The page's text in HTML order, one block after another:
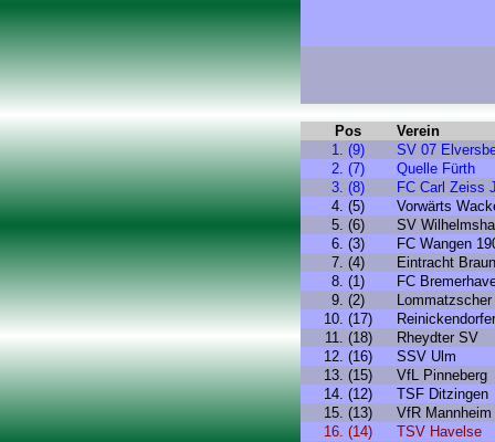
Pos
Verein
1. (9)
SV 07
2. (7)
Quelle Fürth
3. (8)
FC Carl Zeiss
4. (5)
Vorwärts
5. (6)
SV
6. (3)
FC Wangen
7. (4)
Eintracht
8. (1)
FC
9. (2)
10. (17)
11. (18)
Rheydter SV
12. (16)
SSV Ulm
13. (15)
VfL Pinneberg
14. (12)
TSF Ditzingen
15. (13)
VfR Mannheim
16. (14)
TSV Havelse